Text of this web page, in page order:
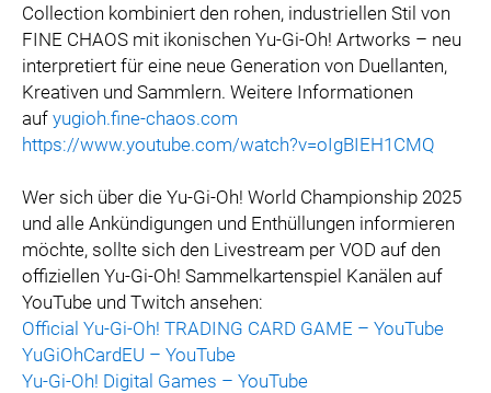
Collection kombiniert den rohen, industriellen Stil von
FINE CHAOS mit ikonischen Yu-Gi-Oh! Artworks – neu
interpretiert für eine neue Generation von Duellanten,
Kreativen und Sammlern. Weitere Informationen
auf yugioh.fine-chaos.com
https://www.youtube.com/watch?v=oIgBIEH1CMQ
Wer sich über die Yu-Gi-Oh! World Championship 2025
und alle Ankündigungen und Enthüllungen informieren
möchte, sollte sich den Livestream per VOD auf den
offiziellen Yu-Gi-Oh! Sammelkartenspiel Kanälen auf
YouTube und Twitch ansehen:
Official Yu-Gi-Oh! TRADING CARD GAME – YouTube
YuGiOhCardEU – YouTube
Yu-Gi-Oh! Digital Games – YouTube